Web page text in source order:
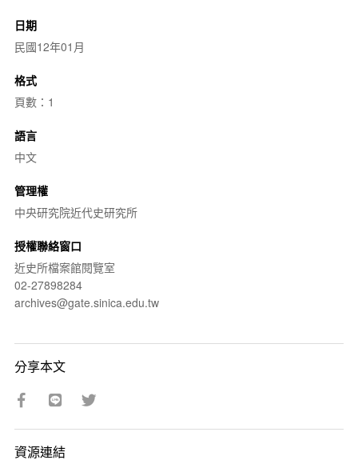
日期
民國12年01月
格式
頁數：1
語言
中文
管理權
中央研究院近代史研究所
授權聯絡窗口
近史所檔案館閱覽室
02-27898284
archives@gate.sinica.edu.tw
分享本文
資源連結